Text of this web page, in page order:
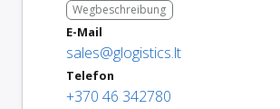
Wegbeschreibung
E-Mail
sales@glogistics.lt
Telefon
+370 46 342780